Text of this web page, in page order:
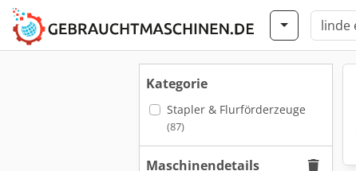
Kategorie
Stapler & Flurförderzeuge
(87)
Maschinendetails